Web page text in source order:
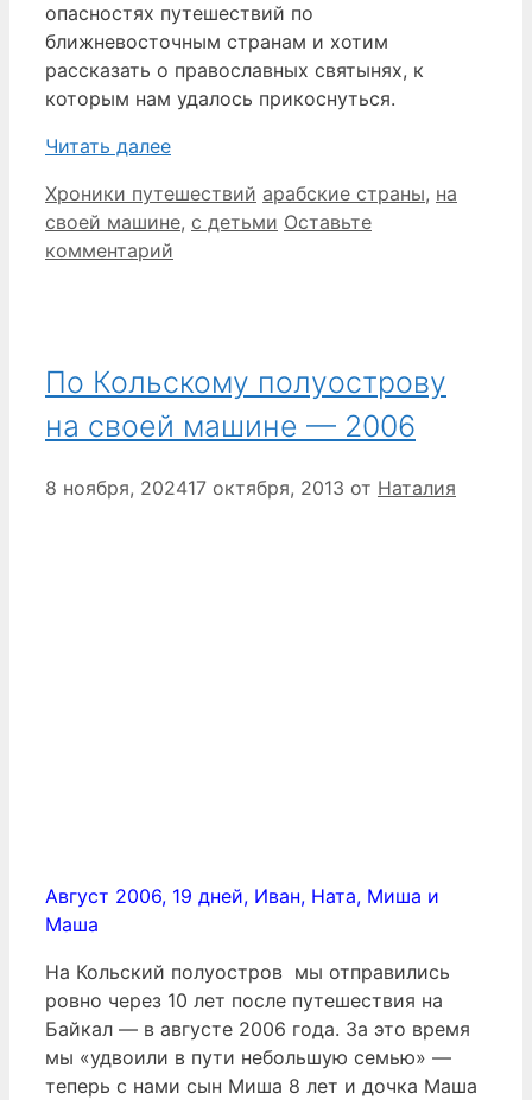
опасностях путешествий по
ближневосточным странам и хотим
рассказать о православных святынях, к
которым нам удалось прикоснуться.
Читать далее
Рубрики
Хроники путешествий Метки
арабские страны, на
своей машине, с детьми Оставьте
комментарий
По Кольскому полуострову
на своей машине — 2006
8 ноября, 202417 октября, 2013 от Наталия
Август 2006, 19 дней, Иван, Ната, Миша и
Маша
На Кольский полуостров мы отправились
ровно через 10 лет после путешествия на
Байкал — в августе 2006 года. За это время
мы «удвоили в пути небольшую семью» —
теперь с нами сын Миша 8 лет и дочка Маша